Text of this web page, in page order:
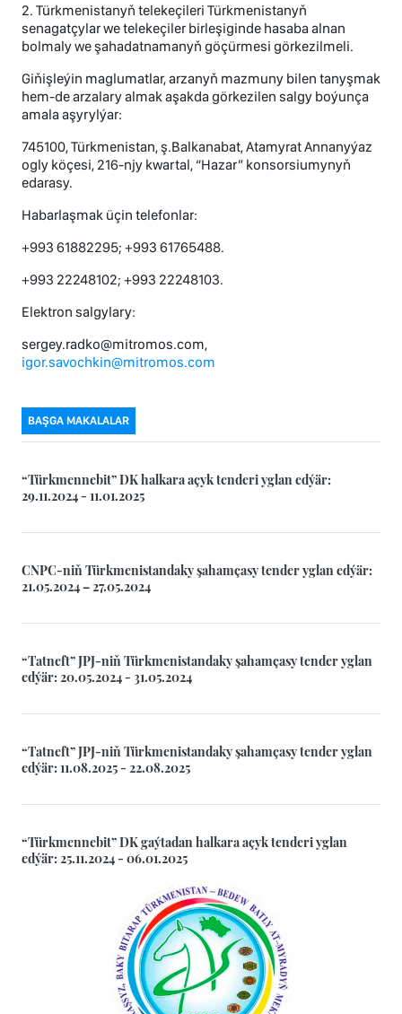
2. Türkmenistanyň telekeçileri Türkmenistanyň
senagatçylar we telekeçiler birleşiginde hasaba alnan
bolmaly we şahadatnamanyň göçürmesi görkezilmeli.
Giňişleýin maglumatlar, arzanyň mazmuny bilen tanyşmak
hem-de arzalary almak aşakda görkezilen salgy boýunça
amala aşyrylýar:
745100, Türkmenistan, ş.Balkanabat, Atamyrat Annanyýaz
ogly köçesi, 216-njy kwartal, “Hazar” konsorsiumynyň
edarasy.
Habarlaşmak üçin telefonlar:
+993 61882295; +993 61765488.
+993 22248102; +993 22248103.
Elektron salgylary:
sergey.radko@mitromos.com,
igor.savochkin@mitromos.com
BAŞGA MAKALALAR
“Türkmennebit” DK halkara açyk tenderi yglan edýär:
29.11.2024 - 11.01.2025
CNPC-niň Türkmenistandaky şahamçasy tender yglan edýär:
21.05.2024 – 27.05.2024
“Tatneft” JPJ-niň Türkmenistandaky şahamçasy tender yglan
edýär: 20.05.2024 - 31.05.2024
“Tatneft” JPJ-niň Türkmenistandaky şahamçasy tender yglan
edýär: 11.08.2025 - 22.08.2025
“Türkmennebit” DK gaýtadan halkara açyk tenderi yglan
edýär: 25.11.2024 - 06.01.2025